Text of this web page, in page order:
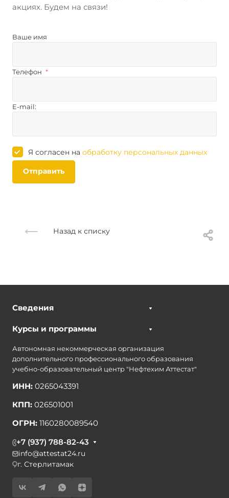
акциях. Будем на связи!
Ваше имя
Телефон *
E-mail:
Я согласен на обработку персональных данных
Отправить
Назад к списку
Сведения
Курсы и программы
Автономная некоммерческая организация
дополнительного профессионального образования
учебно-образовательный центр "Нефтехим Аттестат"
ИНН: 0265043391
КПП: 026501001
ОГРН: 1160280089540
+7 (937) 788-82-43
info@attestat24.ru
г. Стерлитамак